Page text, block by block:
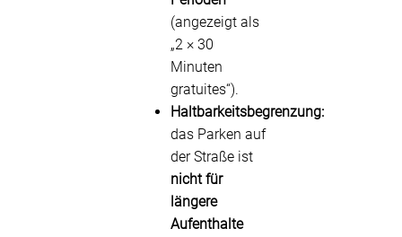
(angezeigt als
„2 × 30
Minuten
gratuites“).
Haltbarkeitsbegrenzung:
das Parken auf
der Straße ist
nicht für
längere
Aufenthalte